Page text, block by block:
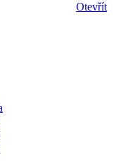
Otevřít